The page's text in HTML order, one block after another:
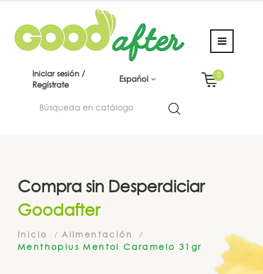
Iniciar sesión /
Regístrate
Español
0
Compra sin Desperdiciar
Goodafter
Inicio
Alimentación
Menthoplus Mentol Caramelo 31gr